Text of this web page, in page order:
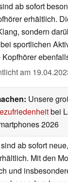
ab sofort
erhältlich.
sondern
sportlichen
am
Unsere
bei
2026
ab sofort
Mit den
und